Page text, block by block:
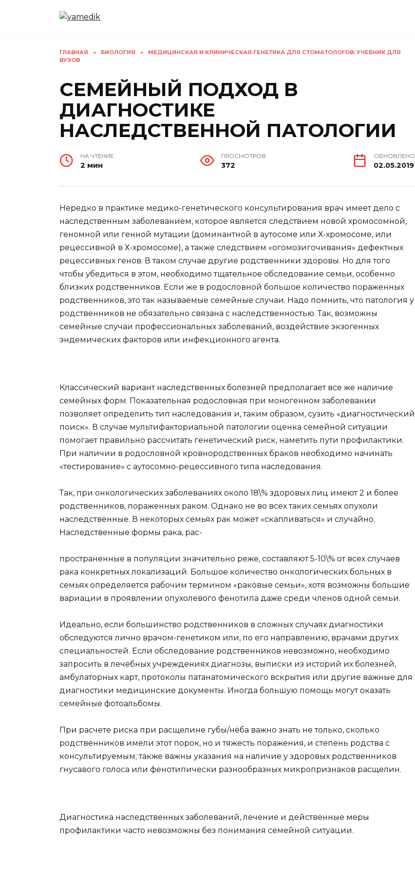
ГЛАВНАЯ » БИОЛОГИЯ »
МЕДИЦИНСКАЯ И КЛИНИЧЕСКАЯ ГЕНЕТИКА ДЛЯ СТОМАТОЛОГОВ: УЧЕБНИК ДЛЯ
ВУЗОВ
СЕМЕЙНЫЙ ПОДХОД В
ДИАГНОСТИКЕ
НАСЛЕДСТВЕННОЙ ПАТОЛОГИИ
НА ЧТЕНИЕ
2 мин
ПРОСМОТРОВ
372
ОБНОВЛЕНО
02.05.2019
Нередко в практике медико-генетического консультирования врач имеет дело с
наследственным заболеванием, которое является следствием новой хромосомной,
геномной или генной мутации (доминантной в аутосоме или Х-хромосоме, или
рецессивной в Х-хромосоме), а также следствием «огомозигочивания» дефектных
рецессивных генов. В таком случае другие родственники здоровы. Но для того
чтобы убедиться в этом, необходимо тщательное обследование семьи, особенно
близких родственников. Если же в родословной большое количество пораженных
родственников, это так называемые семейные случаи. Надо помнить, что патология у
родственников не обязательно связана с наследственностью. Так, возможны
семейные случаи профессиональных заболеваний, воздействие экзогенных
эндемических факторов или инфекционного агента.
Классический вариант наследственных болезней предполагает все же наличие
семейных форм. Показательная родословная при моногенном заболевании
позволяет определить тип наследования и, таким образом, сузить «диагностический
поиск». В случае мультифакториальной патологии оценка семейной ситуации
помогает правильно рассчитать генетический риск, наметить пути профилактики.
При наличии в родословной кровнородственных браков необходимо начинать
«тестирование» с аутосомно-рецессивного типа наследования.
Так, при онкологических заболеваниях около 18\% здоровых лиц имеют 2 и более
родственников, пораженных раком. Однако не во всех таких семьях опухоли
наследственные. В некоторых семьях рак может «скапливаться» и случайно.
Наследственные формы рака, рас-
пространенные в популяции значительно реже, составляют 5-10\% от всех случаев
рака конкретных локализаций. Большое количество онкологических больных в
семьях определяется рабочим термином «раковые семьи», хотя возможны большие
вариации в проявлении опухолевого фенотипа даже среди членов одной семьи.
Идеально, если большинство родственников в сложных случаях диагностики
обследуются лично врачом-генетиком или, по его направлению, врачами других
специальностей. Если обследование родственников невозможно, необходимо
запросить в лечебных учреждениях диагнозы, выписки из историй их болезней,
амбулаторных карт, протоколы патанатомического вскрытия или другие важные для
диагностики медицинские документы. Иногда большую помощь могут оказать
семейные фотоальбомы.
При расчете риска при расщелине губы/нёба важно знать не только, сколько
родственников имели этот порок, но и тяжесть поражения, и степень родства с
консультируемым; также важны указания на наличие у здоровых родственников
гнусавого голоса или фенотипически разнообразных микропризнаков расщелин.
Диагностика наследственных заболеваний, лечение и действенные меры
профилактики часто невозможны без понимания семейной ситуации.